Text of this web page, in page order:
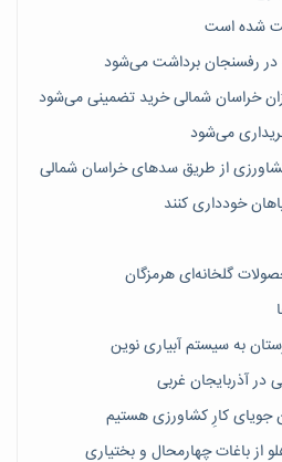
خراسان شمالی خرید تضمینی می‌شود
می‌شود
خودداری کنند
گلخانه‌ای هرمزگان
جویای کارِ کشاورزی هستیم